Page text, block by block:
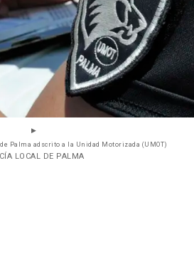
Palma adscrito a la Unidad Motorizada (UMOT)
LOCAL DE PALMA